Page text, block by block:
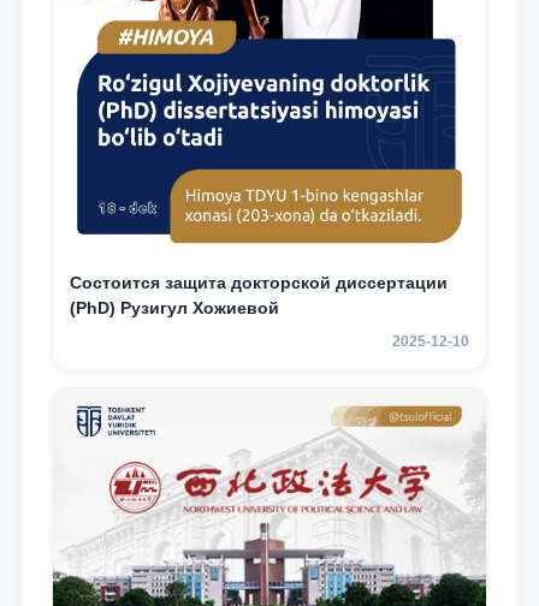
Состоится защита докторской диссертации
(PhD) Рузигул Xoжиевой
2025-12-10